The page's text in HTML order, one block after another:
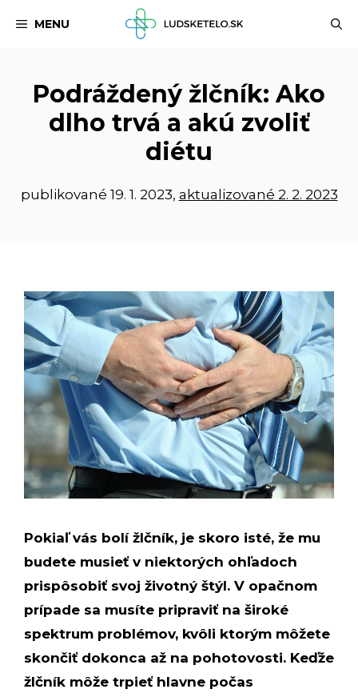
MENU
Podráždený žlčník: Ako
dlho trvá a akú zvoliť
diétu
publikované 19. 1. 2023, aktualizované 2. 2. 2023
Pokiaľ vás bolí žlčník, je skoro isté, že mu
budete musieť v niektorých ohľadoch
prispôsobiť svoj životný štýl. V opačnom
prípade sa musíte pripraviť na široké
spektrum problémov, kvôli ktorým môžete
skončiť dokonca až na pohotovosti. Keďže
žlčník môže trpieť hlavne počas